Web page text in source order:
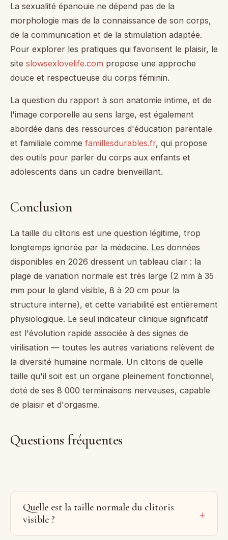
La sexualité épanouie ne dépend pas de la
morphologie mais de la connaissance de son corps,
de la communication et de la stimulation adaptée.
Pour explorer les pratiques qui favorisent le plaisir, le
site slowsexlovelife.com propose une approche
douce et respectueuse du corps féminin.
La question du rapport à son anatomie intime, et de
l'image corporelle au sens large, est également
abordée dans des ressources d'éducation parentale
et familiale comme famillesdurables.fr, qui propose
des outils pour parler du corps aux enfants et
adolescents dans un cadre bienveillant.
Conclusion
La taille du clitoris est une question légitime, trop
longtemps ignorée par la médecine. Les données
disponibles en 2026 dressent un tableau clair : la
plage de variation normale est très large (2 mm à 35
mm pour le gland visible, 8 à 20 cm pour la
structure interne), et cette variabilité est entièrement
physiologique. Le seul indicateur clinique significatif
est l'évolution rapide associée à des signes de
virilisation — toutes les autres variations relèvent de
la diversité humaine normale. Un clitoris de quelle
taille qu'il soit est un organe pleinement fonctionnel,
doté de ses 8 000 terminaisons nerveuses, capable
de plaisir et d'orgasme.
Questions fréquentes
Quelle est la taille normale du clitoris
visible ?